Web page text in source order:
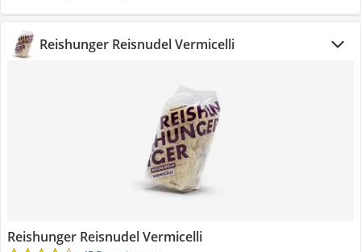
Reishunger Reisnudel Vermicelli
Reishunger Reisnudel Vermicelli